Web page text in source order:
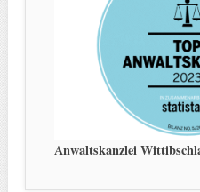
Anwaltskanzlei